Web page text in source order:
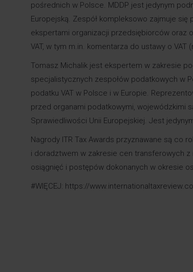
pośrednich w Polsce. MDDP jest jedynym
Europejską. Zespół kompleksowo zajmuje
ekspertami organizacji przedsiębiorców oraz
VAT, w tym m.in. komentarza do ustawy o
Tomasz Michalik jest ekspertem w zakresie
specjalistycznych zespołów podatkowych w
podatku VAT w Polsce i w Europie.
przed organami podatkowymi, wojewódzkimi
Sprawiedliwości Unii Europejskiej. Jest
Nagrody ITR Tax Awards przyznawane są co
i doradztwem w zakresie cen transferowych z
osiągnięć i postępów dokonanych w okresie
#WIĘCEJ: https://